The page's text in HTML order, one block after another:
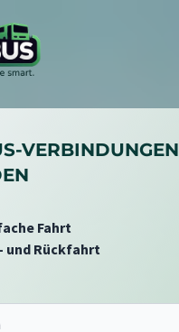
VERBINDUNGEN
Fahrt
und Rückfahrt